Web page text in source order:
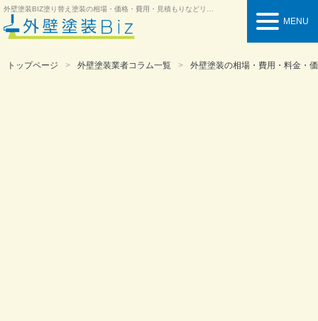
外壁塗装BIZ塗り替え塗装の相場・価格・費用・見積もりなどリフォーム情報を紹介
MENU
トップページ 外壁塗装業者コラム一覧 外壁塗装の相場・費用・料金・